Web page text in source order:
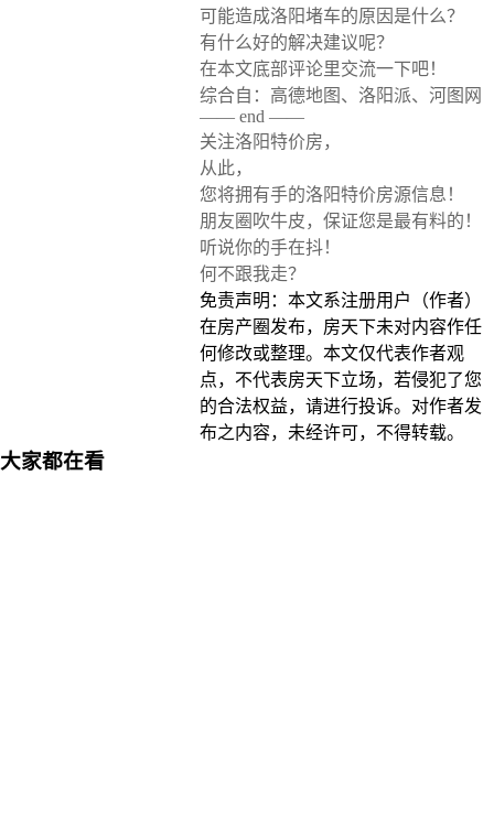
可能造成洛阳堵车的原因是什么？
有什么好的解决建议呢？
在本文底部评论里交流一下吧！
综合自：高德地图、洛阳派、河图网
—— end ——
关注洛阳特价房，
从此，
您将拥有手的洛阳特价房源信息！
朋友圈吹牛皮，保证您是最有料的！
听说你的手在抖！
何不跟我走？
免责声明：本文系注册用户（作者）
在房产圈发布，房天下未对内容作任
何修改或整理。本文仅代表作者观
点，不代表房天下立场，若侵犯了您
的合法权益，请进行投诉。对作者发
布之内容，未经许可，不得转载。
大家都在看